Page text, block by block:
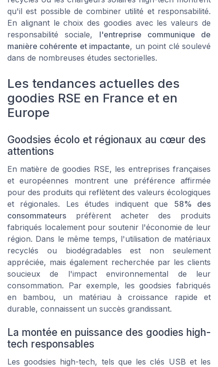
qu'il est possible de combiner utilité et responsabilité.
En alignant le choix des goodies avec les valeurs de
responsabilité sociale, l'entreprise communique de
manière cohérente et impactante, un point clé soulevé
dans de nombreuses études sectorielles.
Les tendances actuelles des
goodies RSE en France et en
Europe
Goodsies écolo et régionaux au cœur des
attentions
En matière de goodies RSE, les entreprises françaises
et européennes montrent une préférence affirmée
pour des produits qui reflètent des valeurs écologiques
et régionales. Les études indiquent que 58% des
consommateurs préfèrent acheter des produits
fabriqués localement pour soutenir l'économie de leur
région. Dans le même temps, l'utilisation de matériaux
recyclés ou biodégradables est non seulement
appréciée, mais également recherchée par les clients
soucieux de l'impact environnemental de leur
consommation. Par exemple, les goodsies fabriqués
en bambou, un matériau à croissance rapide et
durable, connaissent un succès grandissant.
La montée en puissance des goodies high-
tech responsables
Les goodsies high-tech, tels que les clés USB et les